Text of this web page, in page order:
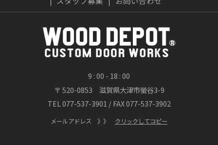
が向かないプロの理由
OWNERS BLOG 更新
詳しくはこちら
2026/07/20
渓流が刻んだ時間、職人が刻む時間 ― 木製
玄関ドア「ヘビーヴィンテージフィニッシ
9 : 00 - 18 : 00
〒 520-0853 滋賀県大津市螢谷3-9
TEL 077-537-3901 / FAX 077-537-3902
メールアドレス 》》 クリックしてコピー